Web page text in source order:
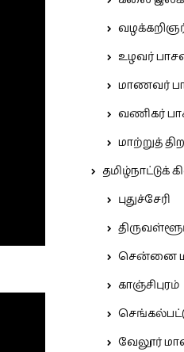
உழவர்
மாணவர்
வணிகர்
மாற்றுத்
தமிழ்நாட்டுக்
புதுச்சேரி
சென்னை
காஞ்சிபுரம்
வேலூர்